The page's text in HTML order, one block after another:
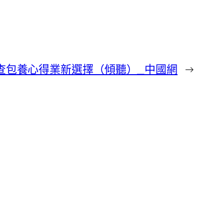
包養心得業新選擇（傾聽）_中國網 →